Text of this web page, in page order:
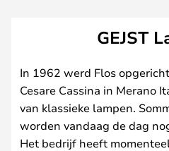
GEJST
In 1962 werd Flos
Cesare Cassina in Merano
van klassieke lampen.
worden vandaag de dag
Het bedrijf heeft